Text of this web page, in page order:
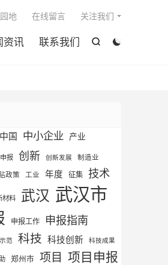


资讯 联系我们
地 在线留言 关注我们
中国 中小企业 产业
报 创新 创新发展 制造业
政策 工业 年度 征集 技术
材料 武汉 武汉市
申报工作 申报指南
示范 科技 科技创新 科技成果
郑州市 项目 项目申报